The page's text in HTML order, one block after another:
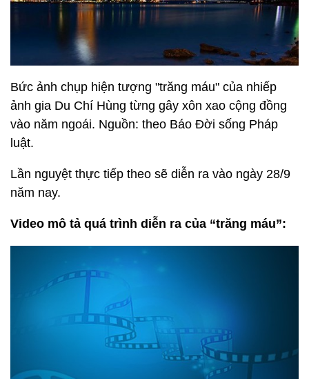
Bức ảnh chụp hiện tượng "trăng máu" của nhiếp
ảnh gia Du Chí Hùng từng gây xôn xao cộng đồng
vào năm ngoái. Nguồn: theo Báo Đời sống Pháp
luật.
Lần nguyệt thực tiếp theo sẽ diễn ra vào ngày 28/9
năm nay.
Video mô tả quá trình diễn ra của “trăng máu”: